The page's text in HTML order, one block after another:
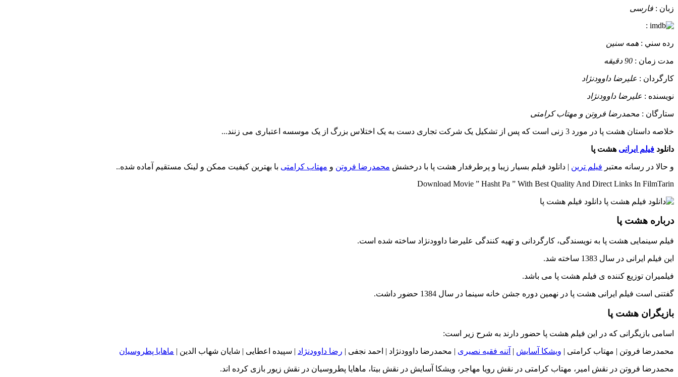
زبان : فارسی
:
رده سني : همه سنین
مدت زمان : 90 دقیقه
کارگردان : علیرضا داوودنژاد
نويسنده : علیرضا داوودنژاد
ستارگان : محمدرضا فروتن و مهتاب کرامتی
خلاصه داستان هشت پا در مورد 3 زنی است که پس از تشکیل یک شرکت تجاری دست به یک اختلاس بزرگ از یک موسسه اعتباری می زنند...
دانلود فیلم ایرانی هشت پا
و حالا در رسانه معتبر فیلم ترین | دانلود فیلم بسیار زیبا و پرطرفدار هشت پا با درخشش محمدرضا فروتن و مهتاب کرامتی با بهترین کیفیت ممکن و لینک مستقیم آماده شده..
Download Movie ” Hasht Pa ” With Best Quality And Direct Links In FilmTarin
درباره هشت پا
فیلم سینمایی هشت پا به نویسندگی، کارگردانی و تهیه کنندگی علیرضا داوودنژاد ساخته شده است.
این فیلم ایرانی در سال 1383 ساخته شد.
فیلمیران توزیع کننده ی فیلم هشت پا می باشد.
گفتنی است فیلم ایرانی هشت پا در نهمین دوره جشن خانه سینما در سال 1384 حضور داشت.
بازیگران هشت پا
اسامی بازیگرانی که در این فیلم هشت پا حضور دارند به شرح زیر است:
محمدرضا فروتن | مهتاب کرامتی | ویشکا آسایش | آتنه فقیه نصیری | محمدرضا داوودنژاد | احمد نجفی | رضا داوودنژاد | سپیده اعطایی | شایان شهاب الدین | ماهایا پطروسیان
محمدرضا فروتن در نقش امیر، مهتاب کرامتی در نقش رویا مهاجر، ویشکا آسایش در نقش بیتا، ماهایا پطروسیان در نقش زیور بازی کرده اند.